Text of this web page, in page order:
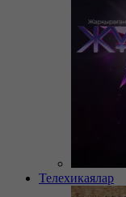
Телехикаялар